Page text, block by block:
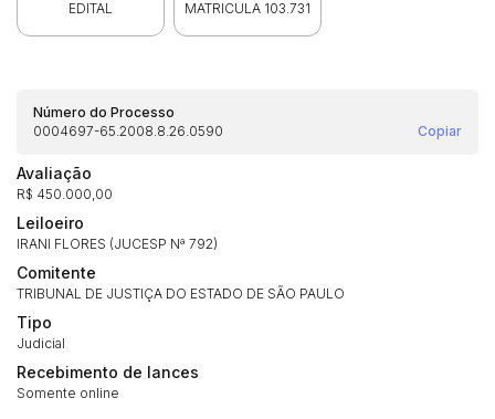
EDITAL MATRICULA 103.731
Número do Processo
0004697-65.2008.8.26.0590
Copiar
Avaliação
R$ 450.000,00
Leiloeiro
IRANI FLORES (JUCESP Nª 792)
Comitente
TRIBUNAL DE JUSTIÇA DO ESTADO DE SÃO PAULO
Tipo
Judicial
Recebimento de lances
Somente online
(Art. 895, CPC)
Histórico de Propostas
14/04/2025 18:43:11
Habilite-se para efetuar lances ou
propostas